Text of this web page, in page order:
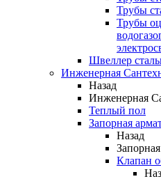
Трубы
Трубы
Швеллер
Инженерная
Назад
Инженерная
Теплый пол
Запорная
Назад
Клапан